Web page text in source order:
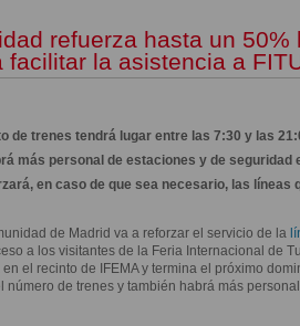
refuerza hasta un 50%
facilitar la asistencia a
de trenes tendrá lugar entre las 7:30 y las
más personal de estaciones y de seguridad
en caso de que sea necesario, las líneas
de Madrid va a reforzar el servicio de la
a los visitantes de la Feria Internacional de
el recinto de IFEMA y termina el próximo
número de trenes y también habrá más